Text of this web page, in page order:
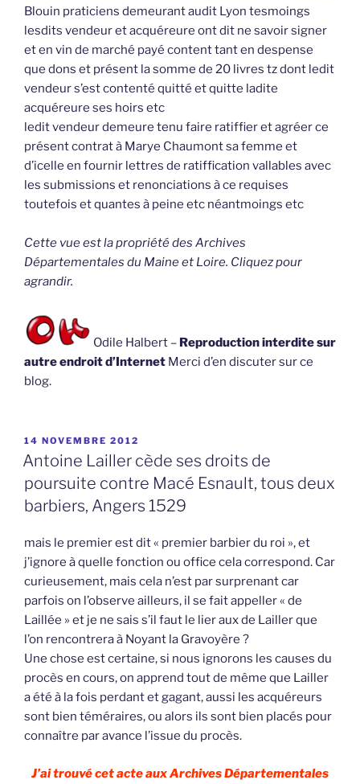
Blouin praticiens demeurant audit Lyon tesmoings
lesdits vendeur et acquéreure ont dit ne savoir signer
et en vin de marché payé content tant en despense
que dons et présent la somme de 20 livres tz dont ledit
vendeur s’est contenté quitté et quitte ladite
acquéreure ses hoirs etc
ledit vendeur demeure tenu faire ratiffier et agréer ce
présent contrat à Marye Chaumont sa femme et
d’icelle en fournir lettres de ratiffication vallables avec
les submissions et renonciations à ce requises
toutefois et quantes à peine etc néantmoings etc
Cette vue est la propriété des Archives
Départementales du Maine et Loire. Cliquez pour
agrandir.
Odile Halbert – Reproduction interdite sur
autre endroit d’Internet Merci d’en discuter sur ce
blog.
PUBLIÉ
LE
14 NOVEMBRE 2012
Antoine Lailler cède ses droits de
poursuite contre Macé Esnault, tous deux
barbiers, Angers 1529
mais le premier est dit « premier barbier du roi », et
j’ignore à quelle fonction ou office cela correspond. Car
curieusement, mais cela n’est par surprenant car
parfois on l’observe ailleurs, il se fait appeller « de
Laillée » et je ne sais s’il faut le lier aux de Lailler que
l’on rencontrera à Noyant la Gravoyère ?
Une chose est certaine, si nous ignorons les causes du
procès en cours, on apprend tout de même que Lailler
a été à la fois perdant et gagant, aussi les acquéreurs
sont bien téméraires, ou alors ils sont bien placés pour
connaître par avance l’issue du procès.
J’ai trouvé cet acte aux Archives Départementales